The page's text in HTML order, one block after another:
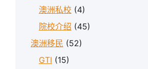
澳洲私校 (4)
院校介绍 (45)
澳洲移民 (52)
GTI (15)